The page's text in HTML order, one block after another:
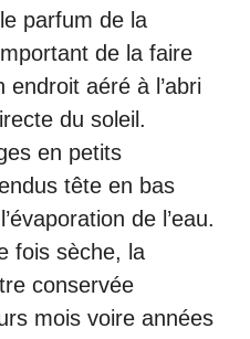
parfum de la
de la faire
endroit aéré à l’abri
du soleil.
en petits
tête en bas
de l’eau.
fois sèche, la
conservée
mois voire années